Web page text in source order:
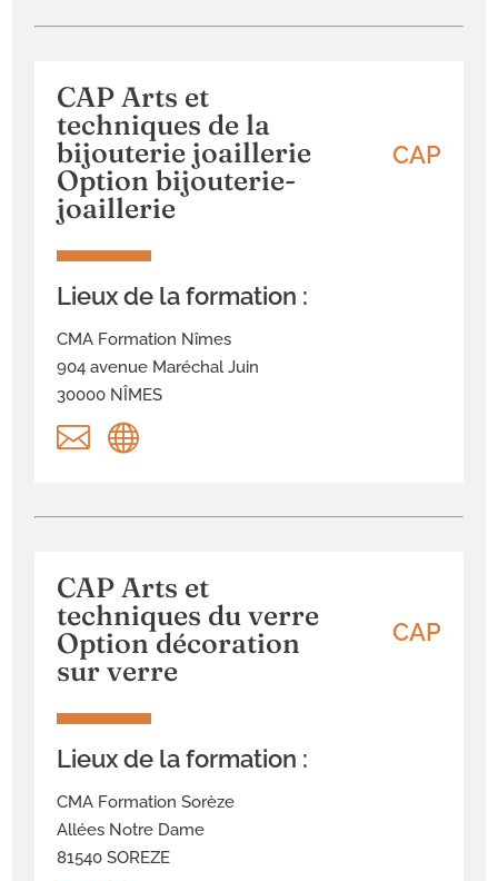
CAP Arts et
techniques de la
bijouterie joaillerie
Option bijouterie-
joaillerie
CAP
Lieux de la formation :
CMA Formation Nîmes
904 avenue Maréchal Juin
30000 NÎMES
 
CAP Arts et
techniques du verre
Option décoration
sur verre
CAP
Lieux de la formation :
CMA Formation Sorèze
Allées Notre Dame
81540 SOREZE